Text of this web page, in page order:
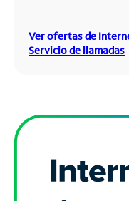
Ver ofertas de
Servicio de llamadas